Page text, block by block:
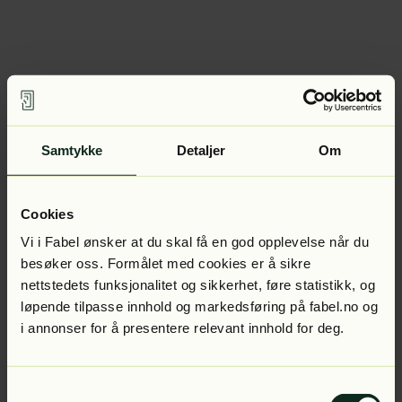
Samtykke Detaljer Om
Cookies
Vi i Fabel ønsker at du skal få en god opplevelse når du
besøker oss. Formålet med cookies er å sikre
nettstedets funksjonalitet og sikkerhet, føre statistikk, og
løpende tilpasse innhold og markedsføring på fabel.no og
i annonser for å presentere relevant innhold for deg.